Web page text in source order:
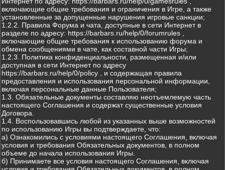
включающие общие требования и ограничения в Игре, а также
установленные за допущенные нарушения игровые санкции;
1.2.2. Правила Форума и чата, доступные в сети Интернет в
разделе по адресу: https://barbars.ru/help/0/forumrules ,
включающие общие требования к использованию форума и
обмена сообщениями в чате, как составной части Игры;
1.2.3. Политика конфиденциальности, размещенная и/или
доступная в сети Интернет по адресу
https://barbars.ru/help/0/policy , и содержащая правила
предоставления и использования персональной информации,
включая персональные данные Пользователя;
1.3. Обязательные документы составляю неотъемлемую часть
настоящего Соглашения и содержат существенные условия
Договора.
1.4. Воспользовавшись любой из указанных выше возможностей
по использованию Игры вы подтверждаете, что:
а) Ознакомились с условиями настоящего Соглашения, включая
условия и требования Обязательных документов, в полном
объеме до начала использования Игры.
б) Принимаете все условия настоящего Соглашения, включая